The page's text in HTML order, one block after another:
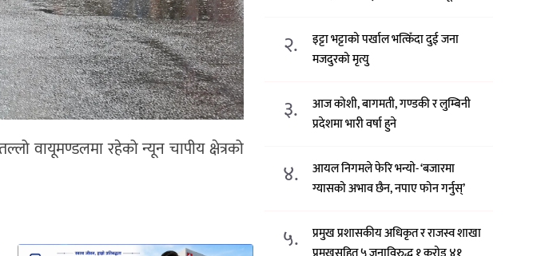
वायूमण्डलमा रहेको न्यून चापीय क्षेत्रको
२.
इट्टा भट्टाको पर्खाल भत्किँदा दुई जना
मजदुरको मृत्यु
३.
आज कोशी, बागमती, गण्डकी र लुम्बिनी
प्रदेशमा भारी वर्षा हुने
४.
आयल निगमले फेरि भन्याे- ‘बजारमा
ग्यासको अभाव छैन, नपाए फोन गर्नुस्’
५.
प्रमुख प्रशासकीय अधिकृत र राजस्व शाखा